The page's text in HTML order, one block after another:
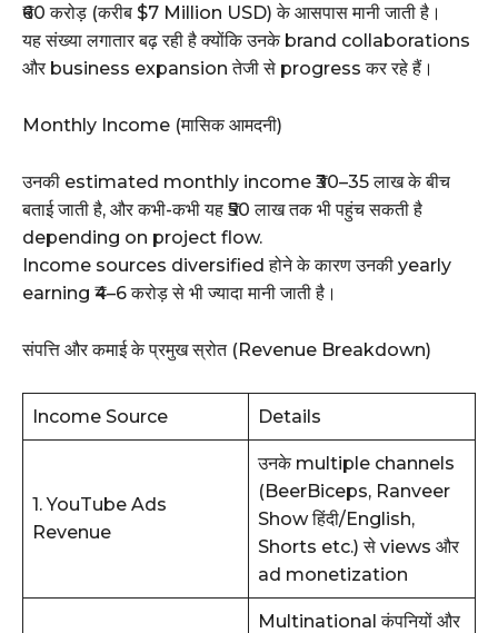
₹60 करोड़ (करीब $7 Million USD) के आसपास मानी जाती है।
यह संख्या लगातार बढ़ रही है क्योंकि उनके brand collaborations
और business expansion तेजी से progress कर रहे हैं।
Monthly Income (मासिक आमदनी)
उनकी estimated monthly income ₹30–35 लाख के बीच
बताई जाती है, और कभी-कभी यह ₹50 लाख तक भी पहुंच सकती है
depending on project flow.
Income sources diversified होने के कारण उनकी yearly
earning ₹4–6 करोड़ से भी ज्यादा मानी जाती है।
संपत्ति और कमाई के प्रमुख स्रोत (Revenue Breakdown)
Income Source Details
1. YouTube Ads
Revenue
उनके multiple channels
(BeerBiceps, Ranveer
Show हिंदी/English,
Shorts etc.) से views और
ad monetization
Multinational कंपनियों और